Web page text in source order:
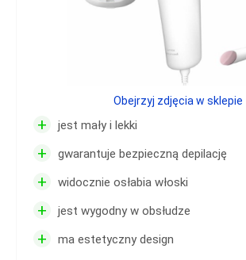
+ jest mały i lekki
+ gwarantuje bezpieczną depilację
+ widocznie osłabia włoski
+ jest wygodny w obsłudze
+ ma estetyczny design
Obejrzyj zdjęcia w sklepie